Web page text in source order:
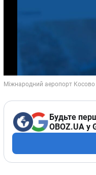
Будьте
OBOZ.UA у